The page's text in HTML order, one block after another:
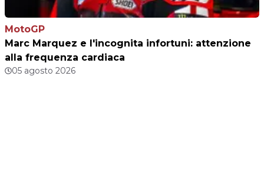
MotoGP
Marc Marquez e l'incognita infortuni: attenzione
alla frequenza cardiaca
05 agosto 2026